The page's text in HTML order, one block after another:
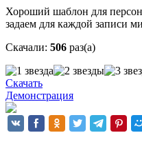
Хороший шаблон для
задаем для каждой записи
Скачали: 506 раз(а)
Скачать
Демонстрация